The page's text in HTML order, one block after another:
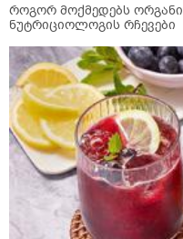
როგორ მოქმედებს
ნუტრიციოლოგის რჩევები